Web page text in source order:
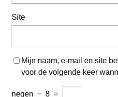
Site
Mijn naam, e-mail en site
voor de volgende keer
negen − 8 =